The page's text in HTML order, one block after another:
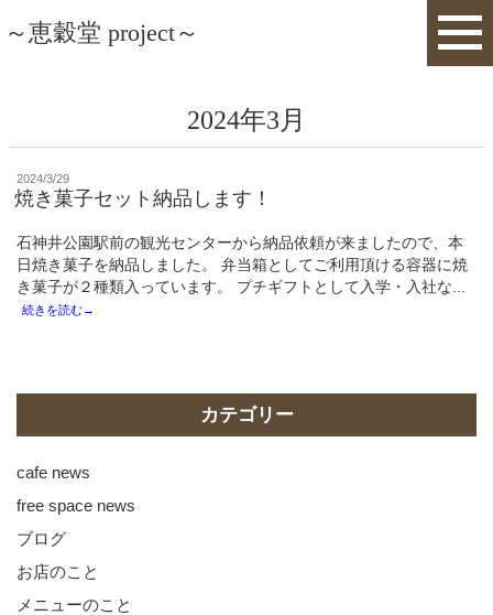
～恵穀堂 project～
2024年3月
投
稿
日:
2024/3/29
焼き菓子セット納品します！
石神井公園駅前の観光センターから納品依頼が来ましたので、本
日焼き菓子を納品しました。 弁当箱としてご利用頂ける容器に焼
き菓子が２種類入っています。 プチギフトとして入学・入社な...
続きを読む→
カテゴリー
cafe news
free space news
ブログ
お店のこと
メニューのこと